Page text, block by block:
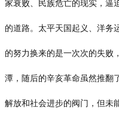
家衰败、民族危亡的现实，逼
的道路。太平天国起义、洋务
的努力换来的是一次次的失败
潭，随后的辛亥革命虽然推翻
解放和社会进步的阀门，但未